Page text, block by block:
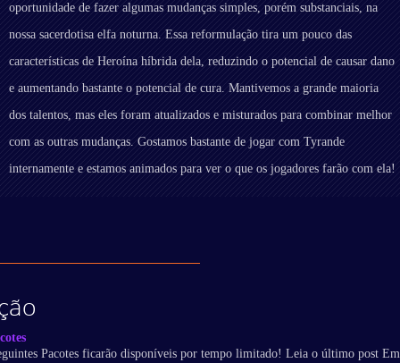
oportunidade de fazer algumas mudanças simples, porém substanciais, na
nossa sacerdotisa elfa noturna. Essa reformulação tira um pouco das
características de Heroína híbrida dela, reduzindo o potencial de causar dano
e aumentando bastante o potencial de cura. Mantivemos a grande maioria
dos talentos, mas eles foram atualizados e misturados para combinar melhor
com as outras mudanças. Gostamos bastante de jogar com Tyrande
internamente e estamos animados para ver o que os jogadores farão com ela!
Pacotes ficarão disponíveis por tempo limitado! Leia o último post Em